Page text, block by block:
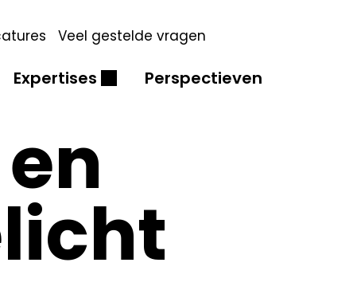
Veel gestelde vragen
Expertises Perspectieven